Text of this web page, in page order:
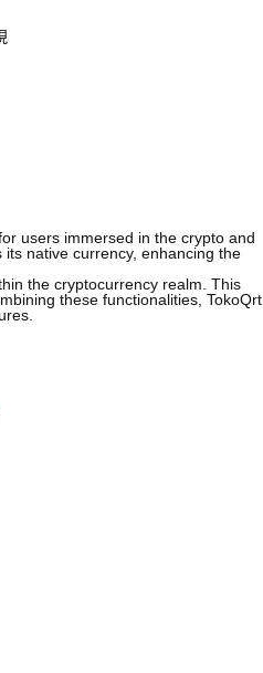
users immersed in the crypto and
native currency, enhancing the
the cryptocurrency realm. This
these functionalities, TokoQrt